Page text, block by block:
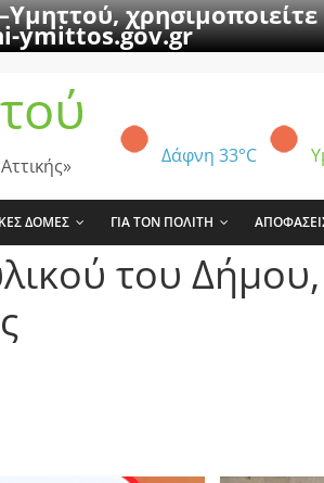
ymittos.gov.gr
Δάφνη 33°C
ΔΟΜΕΣ ΓΙΑ ΤΟΝ ΠΟΛΙΤΗ
του Δήμου,